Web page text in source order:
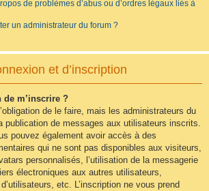
de problèmes d’abus ou d’ordres légaux liés à
un administrateur du forum ?
et d’inscription
de m’inscrire ?
de le faire, mais les administrateurs du
publication de messages aux utilisateurs inscrits.
pouvez également avoir accès à des
qui ne sont pas disponibles aux visiteurs,
personnalisés, l’utilisation de la messagerie
électroniques aux autres utilisateurs,
etc. L’inscription ne vous prend